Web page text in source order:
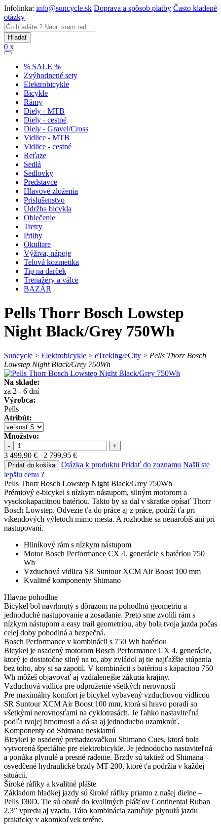
Infolinka: info@suncycle.sk Doprava a spôsob platby Často kladené
otázky
0 x
% SALE %
Zvýhodnené sety
Elektrobicykle
Bicykle
Rámy
Diely - MTB
Diely - cestné
Diely - Gravel/Cross
Vidlice - MTB
Vidlice - cestné
Reťaze
Sedlá
Sedlovky
Predstavce
Hlavové zloženia
Príslušenstvo
Údržba bicykla
Oblečenie
Tretry
Prilby
Okuliare
Výživa, nápoje
Telová kozmetika
Tip na darček
Trenažéry a válce
BAZÁR
Pells Thorr Bosch Lowstep
Night Black/Grey 750Wh
Suncycle > Elektrobicykle > eTreking/eCity > Pells Thorr Bosch
Lowstep Night Black/Grey 750Wh
Na sklade:
za 2 - 6 dní
Výrobca:
Pells
Atribút:
Množstvo:
- +
3 499,90 € 2 799,95 €
Pridať do košíka Otázka k produktu Pridať do zoznamu Našli ste
lepšiu cenu ?
Pells Thorr Bosch Lowstep Night Black/Grey 750Wh
Prémiový e-bicykel s nízkym nástupom, silným motorom a
vysokokapacitnou batériou. Takto by sa dal v skratke opísať Thorr
Bosch Lowstep. Odvezie ťa do práce aj z práce, podrží ťa pri
víkendových výletoch mimo mesta. A rozhodne sa nenarobíš ani pri
nastupovaní.
Hliníkový rám s nízkym nástupom
Motor Bosch Performance CX 4. generácie s batériou 750
Wh
Vzduchová vidlica SR Suntour XCM Air Boost 100 mm
Kvalitné komponenty Shimano
Hlavne pohodlne
Bicykel bol navrhnutý s dôrazom na pohodlnú geometriu a
jednoduché nastupovanie a zosadanie. Preto sme zvolili rám s
nízkym nástupom a easy trail geometriou, aby bola tvoja jazda počas
celej doby pohodlná a bezpečná.
Bosch Performance v kombinácii s 750 Wh batériou
Bicykel je osadený motorom Bosch Performance CX 4. generácie,
ktorý je dostatočne silný na to, aby zvládol aj tie najťažšie stúpania
bez toho, aby si sa zapotil. V kombinácii s batériou s kapacitou 750
Wh môžeš objavovať aj vzdialenejšie zákutia krajiny.
Vzduchová vidlica pre odpruženie všetkých nerovností
Pre maximálny komfort je bicykel vybavený vzduchovou vidlicou
SR Suntour XCM Air Boost 100 mm, ktorá si hravo poradí so
všetkými nerovnosťami na cyklotrasách. Je ľahko nastaviteľná
podľa tvojej hmotnosti a dá sa aj jednoducho uzamknúť.
Komponenty od Shimana nesklamú
Bicykel je osadený prehadzovačkou Shimano Cues, ktorá bola
vytvorená špeciálne pre elektrobicykle. Je jednoducho nastaviteľná
a ponúka plynulé a presné radenie. Brzdy sú taktiež od Shimana –
osvedčené hydraulické brzdy MT-200, ktoré ťa podržia v každej
situácii.
Široké ráfiky a kvalitné plášte
Základom hladkej jazdy sú široké ráfiky priamo z našej dielne –
Pells J30D. Tie sú obuté do kvalitných plášťov Continental Ruban
2,3” vpredu aj vzadu. Táto kombinácia zaručuje plynulú jazdu
prakticky v akomkoľvek teréne.